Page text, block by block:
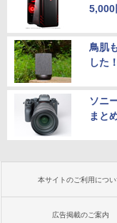
5,000
鳥肌
した！
ソニ
まと
本サイトのご利用につい
広告掲載のご案内